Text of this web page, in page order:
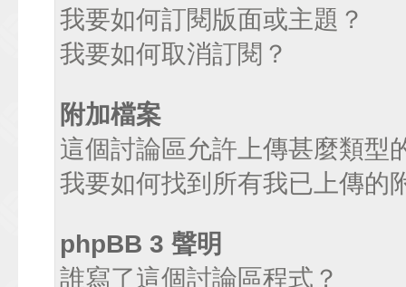
我要如何訂閱版面或主題？
我要如何取消訂閱？
附加檔案
這個討論區允許上傳甚麼類型
我要如何找到所有我已上傳的
phpBB 3 聲明
誰寫了這個討論區程式？